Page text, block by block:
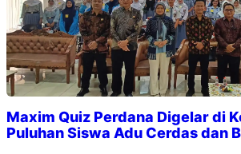
Maxim Quiz Perdana Digelar di
Puluhan Siswa Adu Cerdas dan